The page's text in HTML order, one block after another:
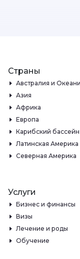
Страны
Австралия и
Азия
Африка
Европа
Карибский бассейн
Латинская Америка
Северная Америка
Услуги
Бизнес и финансы
Визы
Лечение и роды
Обучение